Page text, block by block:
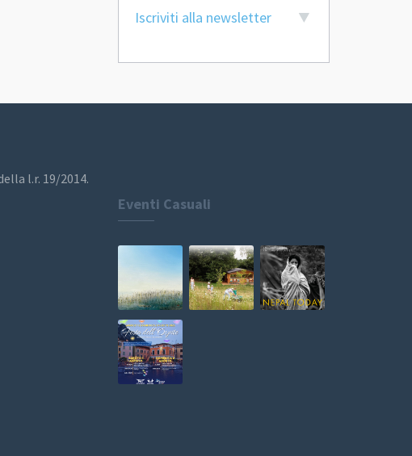
Iscriviti alla newsletter
l.r. 19/2014.
Eventi Casuali